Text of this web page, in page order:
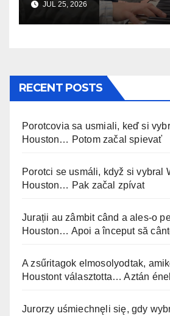
JUL 25, 2026
RECENT POSTS
Porotcovia sa usmiali, keď si
Houston… Potom začal spievať
Porotci se usmáli, když si vybral
Houston… Pak začal zpívat
Jurații au zâmbit când a ales-o
Houston… Apoi a început să
A zsűritagok elmosolyodtak,
Houstont választotta… Aztán
Jurorzy uśmiechnęli się, gdy